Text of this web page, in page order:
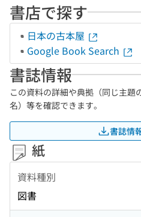
書店で探す
日本の古本屋
Google Book Search
書誌情報
この資料の詳細や典拠（同じ主題
名）等を確認できます。
書誌情
紙
資料種別
図書